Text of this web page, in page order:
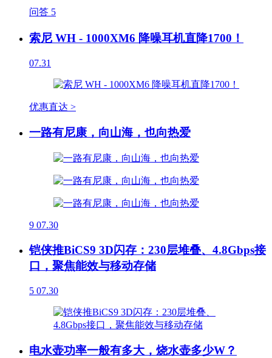
问答 5
索尼 WH - 1000XM6 降噪耳机直降1700！
07.31
优惠直达 >
一路有尼康，向山海，也向热爱
9 07.30
铠侠推BiCS9 3D闪存：230层堆叠、4.8Gbps接
口，聚焦能效与移动存储
5 07.30
电水壶功率一般有多大，烧水壶多少W？